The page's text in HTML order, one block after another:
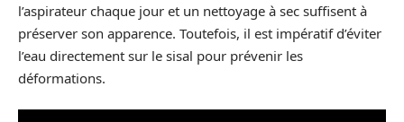
l’aspirateur chaque jour et un nettoyage à sec suffisent à
préserver son apparence. Toutefois, il est impératif d’éviter
l’eau directement sur le sisal pour prévenir les
déformations.